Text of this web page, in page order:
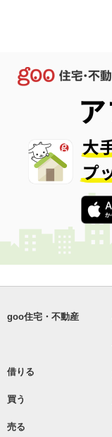
goo住宅・不動産
借りる
買う
売る